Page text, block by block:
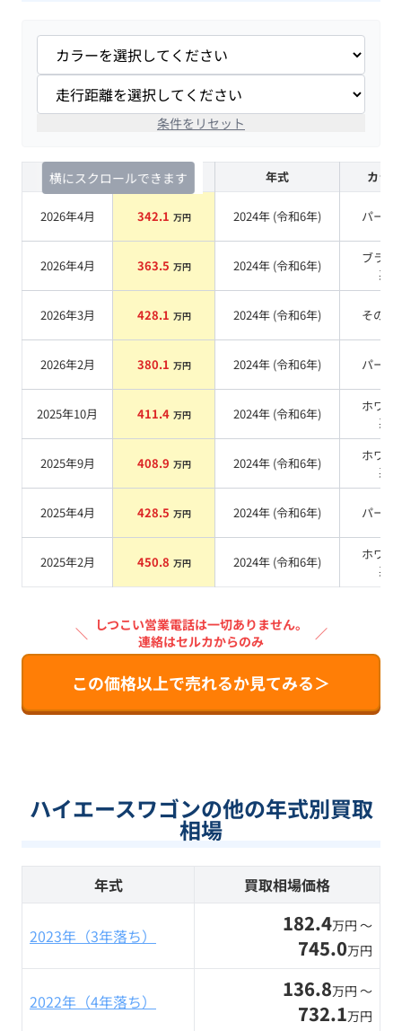
条件をリセット
横にスクロールできます
査定時期 セルカ実績 年式 カラー
2026年4月 342.1 万円 2024年 (令和6年) パール
2026年4月 363.5 万円 2024年 (令和6年)
ブラッ
系
2026年3月 428.1 万円 2024年 (令和6年) その他
2026年2月 380.1 万円 2024年 (令和6年) パール
2025年10月 411.4 万円 2024年 (令和6年)
ホワイ
系
2025年9月 408.9 万円 2024年 (令和6年)
ホワイ
系
2025年4月 428.5 万円 2024年 (令和6年) パール
2025年2月 450.8 万円 2024年 (令和6年)
ホワイ
系
＼ しつこい営業電話は一切ありません。
連絡はセルカからのみ
／
この価格以上で売れるか見てみる＞
ハイエースワゴンの他の年式別買取
相場
年式 買取相場価格
2023年（3年落ち） 182.4万円 〜
745.0万円
2022年（4年落ち） 136.8万円 〜
732.1万円